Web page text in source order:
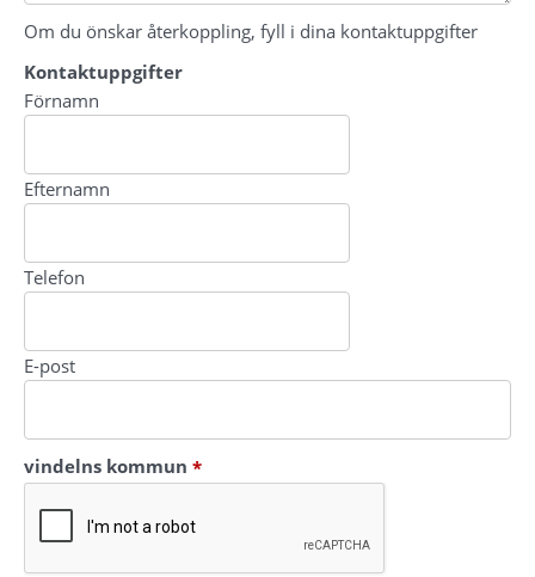
Om du önskar återkoppling, fyll i dina kontaktuppgifter
Kontaktuppgifter
Kontaktuppgifter
Förnamn
Efternamn
Telefon
E-post
vindelns kommun *(obligatorisk)